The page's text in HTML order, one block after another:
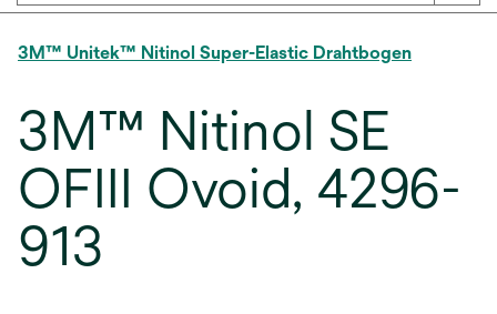
3M™ Unitek™ Nitinol Super-Elastic Drahtbogen
3M™ Nitinol SE
OFIII Ovoid, 4296-
913